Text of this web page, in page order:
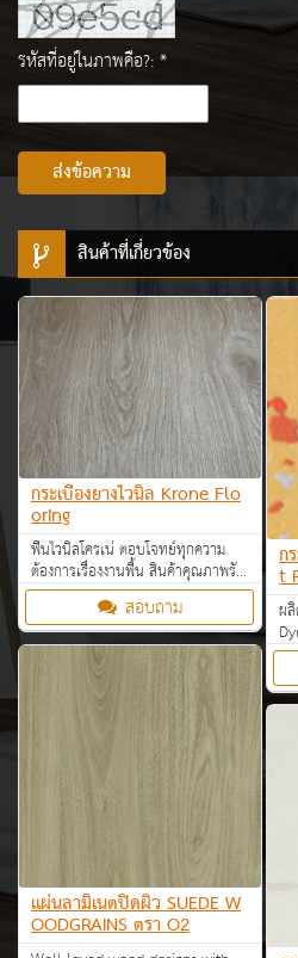
รหัสที่อยู่ในภาพคือ?: *
ส่งข้อความ
สินค้าที่เกี่ยวข้อง
กระเบื้องยางไวนิล Krone Flo
oring
พื้นไวนิลโครเน่ ตอบโจทย์ทุกความ
ต้องการเรื่องงานพื้น สินค้าคุณภาพรับ
ประกันสูงสุด 15 ปี พร้อมบริการงาน
งานติดตั้งพื้น สอบถาม
ก
t
ผ
ทุ
แผ่นลามิเนตปิดผิว SUEDE W
OODGRAINS ตรา O2